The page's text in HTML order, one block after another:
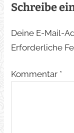
Schreibe
Deine E-Mail-
Erforderliche
Kommentar *